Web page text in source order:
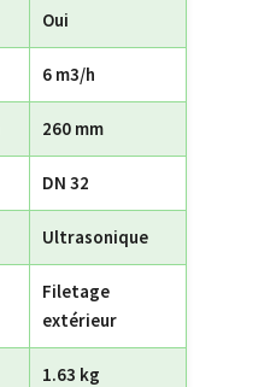
Oui
6 m3/h
260 mm
DN 32
Ultrasonique
Filetage
extérieur
1.63 kg